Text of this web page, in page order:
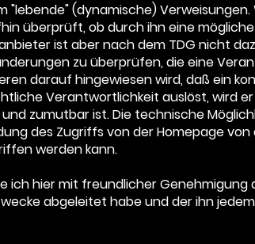
"lebende" (dynamische)
überprüft, ob durch ihn eine
ist aber nach dem TDG nicht
zu überprüfen, die eine
darauf hingewiesen wird, daß ein
Verantwortlichkeit auslöst, wird
zumutbar ist. Die technische
des Zugriffs von der Homepage
werden kann.
ich hier mit freundlicher
abgeleitet habe und der ihn